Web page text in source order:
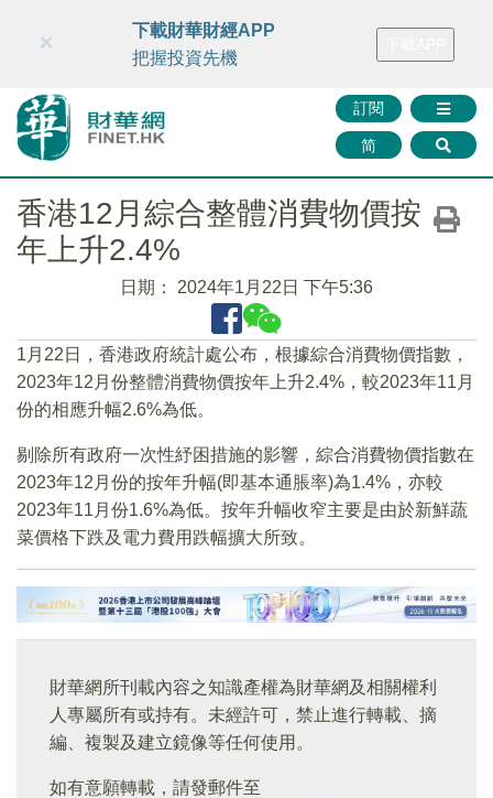
財華智庫網 FINTV FINMETA 財華證券 媒體矩陣
訂閱
简
×
下載財華財經APP
把握投資先機
香港12月綜合整體消費物價按
年上升2.4%
日期： 2024年1月22日 下午5:36
1月22日，香港政府統計處公布，根據綜合消費物價指數，
2023年12月份整體消費物價按年上升2.4%，較2023年11月
份的相應升幅2.6%為低。
剔除所有政府一次性紓困措施的影響，綜合消費物價指數在
2023年12月份的按年升幅(即基本通脹率)為1.4%，亦較
2023年11月份1.6%為低。按年升幅收窄主要是由於新鮮蔬
菜價格下跌及電力費用跌幅擴大所致。
財華網所刊載內容之知識產權為財華網及相關權利
人專屬所有或持有。未經許可，禁止進行轉載、摘
編、複製及建立鏡像等任何使用。
如有意願轉載，請發郵件至